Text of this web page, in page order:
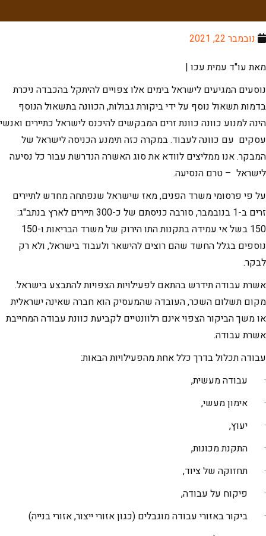
נובמבר 22, 2021
מאת עו"ד עמית עכו |
נוסעים המגיעים לישראל בימים אלו צפויים להיתקל בהכבדה ניכרת
בדמות תשאול נוסף על ידי ביקורת גבולות, הכוונה בתשאול הנוסף
הינה למנוע כוונה כוונת זרים המבקשים להיכנס לישראל כתיירים ואנשי
עסקים עם כוונה לעבוד. במקרה כזה תימנע הכניסה לישראל של
המבקר. אנו ממליצים לוודא את סוג האשרה הנדרשת עבור כל נסיעה
לישראל – טרם הנסיעה.
על פי פרסומי משרד הפנים, מאז שישראל שנפתחה מחדש לתיירים
זרים ב-1 בנובמבר, סורבה כניסתם של כ-300 תיירים לארץ בנתב"ג:
150 בשל אי עמידה בתקנות התו הירוק של משרד הבריאות ו-150
נוספים בגלל החשד שהם רוצים להישאר ולעבוד בישראל, ולא רק
לבקר.
אשרת עבודה תידרש בהתאם לפעילויות הצפויות להתבצע בישראל.
מקום תשלום השכר, העובדה שהמעסיק הוא חברה שאינה ישראלית
או משך הביקור הצפוי אינם רלוונטיים לקביעת כוונת עבודה המחייבת
אשרת עבודה.
עבודה תכלול בדרך כלל אחת מהפעילויות הבאות:
· עבודה מעשית,
· אימון מעשי,
· יעוץ,
· התקנת מכונות,
· תחזוקה של ציוד,
· פיקוח על עבודה,
· ביקור באזורי עבודה מוגבלים (כגון אזורי ייצור, אזורי בנייה)